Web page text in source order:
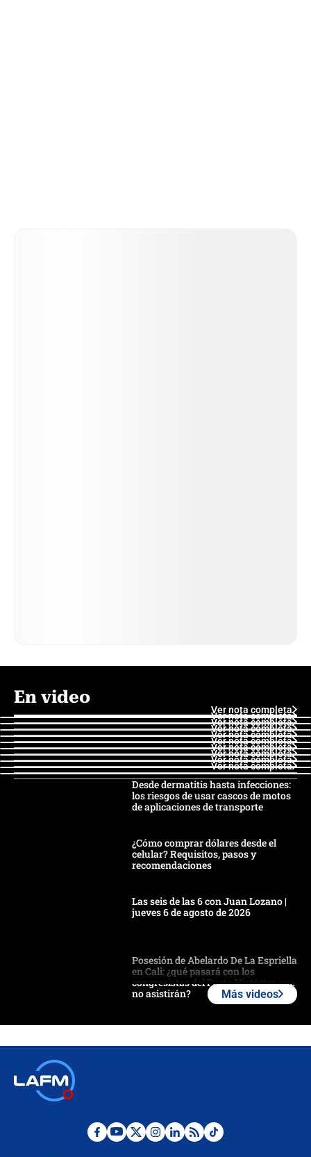
En video
Ver nota completa
Ver nota completa
Ver nota completa
Ver nota completa
Ver nota completa
Ver nota completa
Ver nota completa
Ver nota completa
Ver nota completa
Ver nota completa
Desde dermatitis hasta infecciones:
los riesgos de usar cascos de motos
de aplicaciones de transporte
¿Cómo comprar dólares desde el
celular? Requisitos, pasos y
recomendaciones
Las seis de las 6 con Juan Lozano |
jueves 6 de agosto de 2026
Posesión de Abelardo De La Espriella
en Cali: ¿qué pasará con los
congresistas del Pacto Histórico que
no asistirán?
crece el pulso por la elección del
¿Por qué De la Espriella gobernará
Más videos